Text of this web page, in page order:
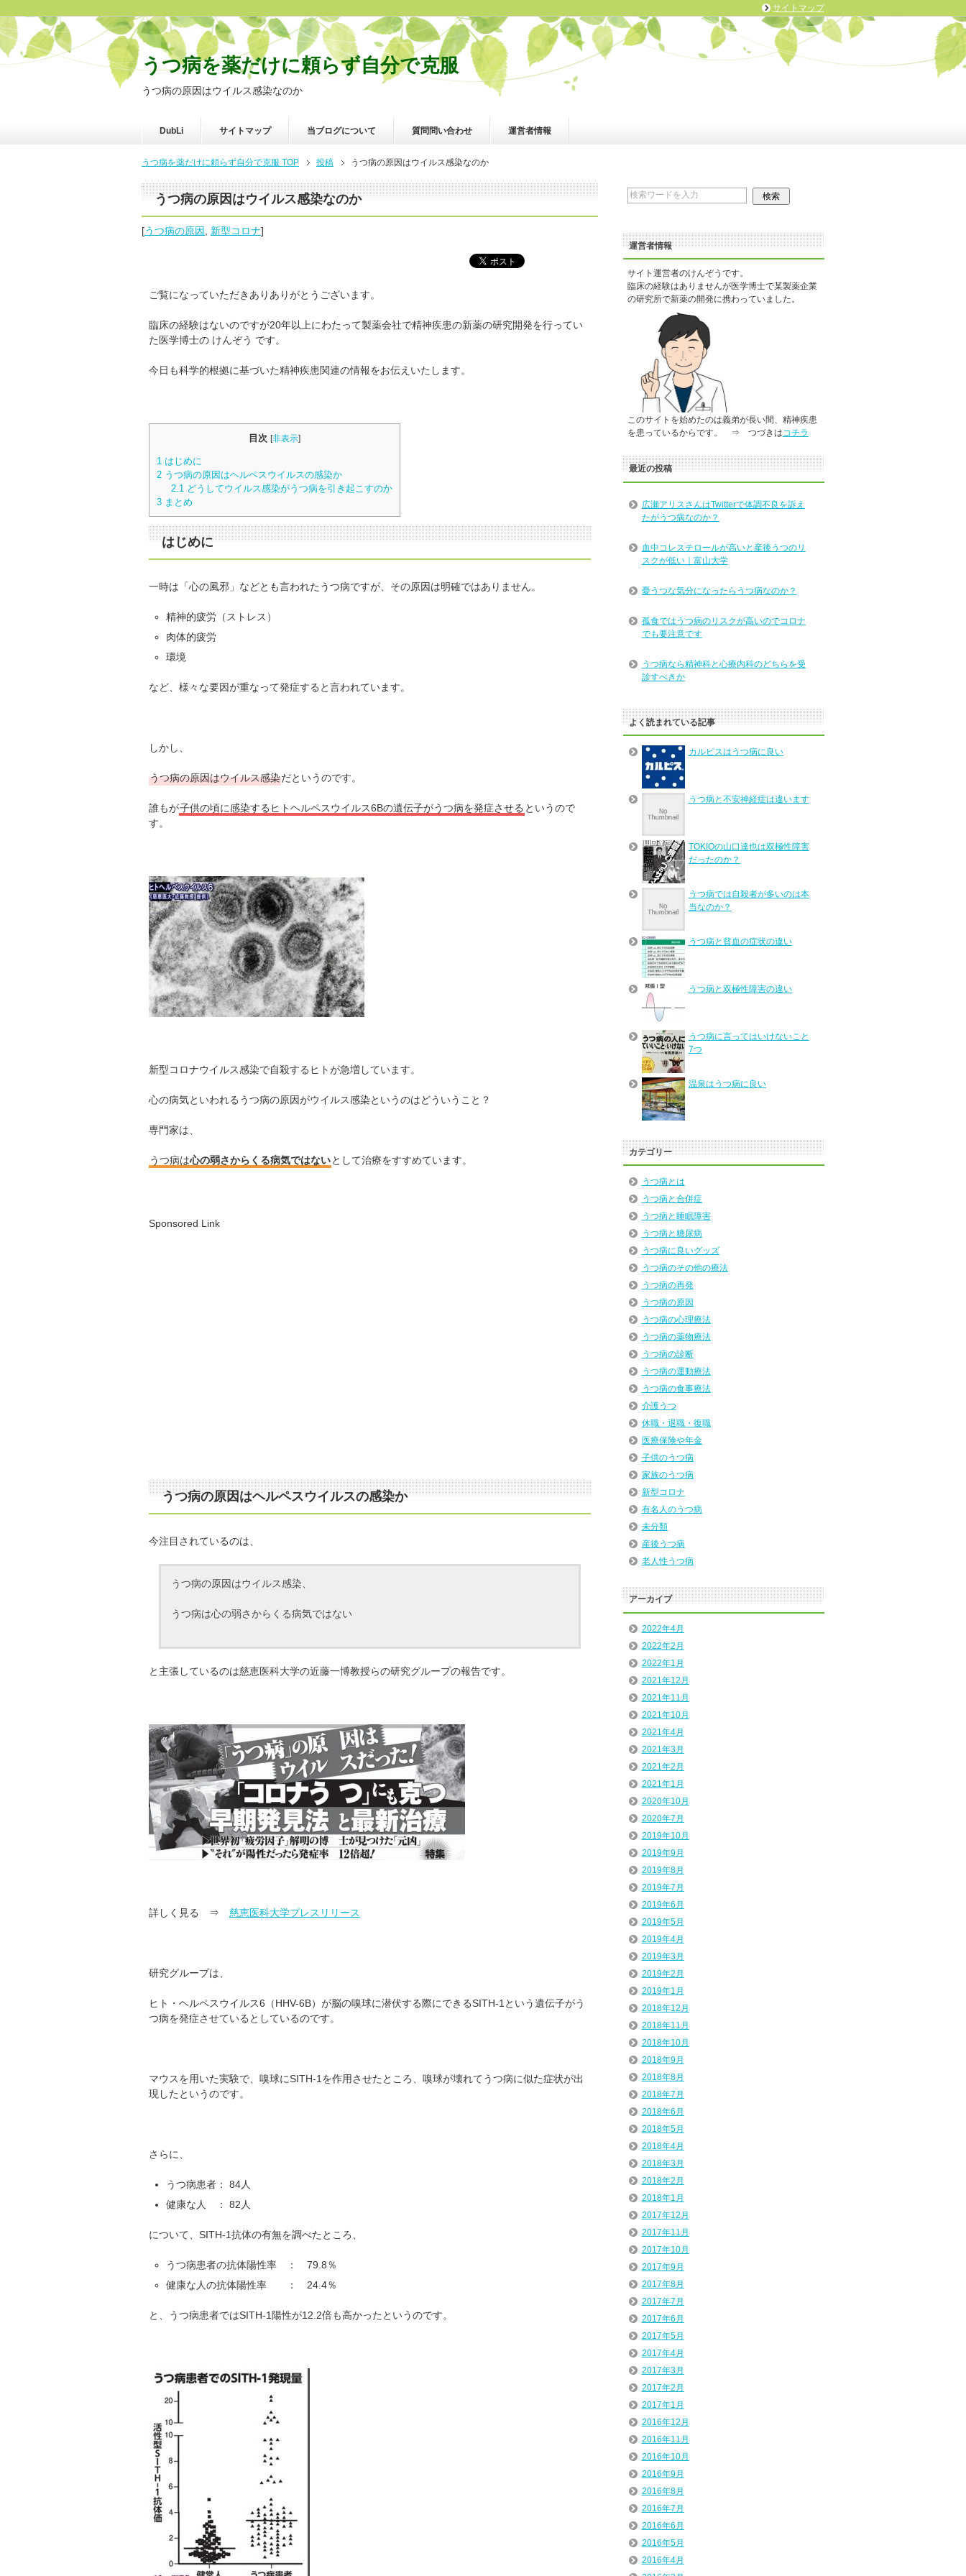
うつ病を薬だけに頼らず自分で克服
うつ病の原因はウイルス感染なのか
DubLi サイトマップ 当ブログについて 質問問い合わせ 運営者情報
うつ病を薬だけに頼らず自分で克服 TOP 投稿 うつ病の原因はウイルス感染なのか
うつ病の原因はウイルス感染なのか
[うつ病の原因 新型コロナ]
ご覧になっていただきありありがとうございます。
臨床の経験はないのですが20年以上にわたって製薬会社で精神疾患の新薬の研究開発を行ってい
た医学博士の けんぞう です。
今日も科学的根拠に基づいた精神疾患関連の情報をお伝えいたします。
目次 [非表示]
1 はじめに
2 うつ病の原因はヘルペスウイルスの感染か
2.1 どうしてウイルス感染がうつ病を引き起こすのか
3 まとめ
はじめに
一時は「心の風邪」などとも言われたうつ病ですが、その原因は明確ではありません。
精神的疲労（ストレス）
肉体的疲労
環境
など、様々な要因が重なって発症すると言われています。
しかし、
うつ病の原因はウイルス感染だというのです。
誰もが子供の頃に感染するヒトヘルペスウイルス6Bの遺伝子がうつ病を発症させる というので
す。
新型コロナウイルス感染で自殺するヒトが急増しています。
心の病気といわれるうつ病の原因がウイルス感染というのはどういうこと？
専門家は、
うつ病は心の弱さからくる病気ではないとして治療をすすめています。
Sponsored Link
うつ病の原因はヘルペスウイルスの感染か
今注目されているのは、
うつ病の原因はウイルス感染、
うつ病は心の弱さからくる病気ではない
と主張しているのは慈恵医科大学の近藤一博教授らの研究グループの報告です。
詳しく見る ⇒ 慈恵医科大学プレスリリース
研究グループは、
ヒト・ヘルペスウイルス6（HHV-6B）が脳の嗅球に潜伏する際にできるSITH-1という遺伝子がう
つ病を発症させているとしているのです。
マウスを用いた実験で、嗅球にSITH-1を作用させたところ、嗅球が壊れてうつ病に似た症状が出
現したというのです。
さらに、
うつ病患者： 84人
健康な人 ： 82人
について、SITH-1抗体の有無を調べたところ、
うつ病患者の抗体陽性率 ： 79.8％
健康な人の抗体陽性率 ： 24.4％
と、うつ病患者ではSITH-1陽性が12.2倍も高かったというのです。
運営者情報
サイト運営者のけんぞうです。
臨床の経験はありませんが医学博士で某製薬企業
の研究所で新薬の開発に携わっていました。
このサイトを始めたのは義弟が長い間、精神疾患
を患っているからです。 ⇒ つづきはコチラ
最近の投稿
広瀬アリスさんはTwitterで体調不良を訴え
たがうつ病なのか？
血中コレステロールが高いと産後うつのリ
スクが低い｜富山大学
憂うつな気分になったらうつ病なのか？
孤食ではうつ病のリスクが高いのでコロナ
でも要注意です
うつ病なら精神科と心療内科のどちらを受
診すべきか
よく読まれている記事
カルピスはうつ病に良い
うつ病と不安神経症は違います
TOKIOの山口達也は双極性障害
だったのか？
うつ病では自殺者が多いのは本
当なのか？
うつ病と貧血の症状の違い
うつ病と双極性障害の違い
うつ病に言ってはいけないこと
7つ
温泉はうつ病に良い
カテゴリー
うつ病とは
うつ病と合併症
うつ病と睡眠障害
うつ病と糖尿病
うつ病に良いグッズ
うつ病のその他の療法
うつ病の再発
うつ病の原因
うつ病の心理療法
うつ病の薬物療法
うつ病の診断
うつ病の運動療法
うつ病の食事療法
介護うつ
休職・退職・復職
医療保険や年金
子供のうつ病
家族のうつ病
新型コロナ
有名人のうつ病
未分類
産後うつ病
老人性うつ病
アーカイブ
2022年4月
2022年2月
2022年1月
2021年12月
2021年11月
2021年10月
2021年4月
2021年3月
2021年2月
2021年1月
2020年10月
2020年7月
2019年10月
2019年9月
2019年8月
2019年7月
2019年6月
2019年5月
2019年4月
2019年3月
2019年2月
2019年1月
2018年12月
2018年11月
2018年10月
2018年9月
2018年8月
2018年7月
2018年6月
2018年5月
2018年4月
2018年3月
2018年2月
2018年1月
2017年12月
2017年11月
2017年10月
2017年9月
2017年8月
2017年7月
2017年6月
2017年5月
2017年4月
2017年3月
2017年2月
2017年1月
2016年12月
2016年11月
2016年10月
2016年9月
2016年8月
2016年7月
2016年6月
2016年5月
2016年4月
サイトマップ